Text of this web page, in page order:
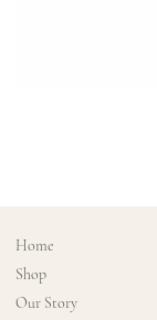
Home
Shop
Our Story